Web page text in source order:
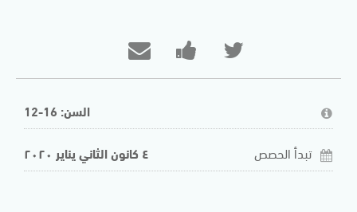
إرسال
تغريدة
التحقت
الدورة
انشر
رسالة
صفحتك
على
الفيسبوك
مراسلة
شخص
عبر
البريد
الإلكتروني
السن: 16-12
تبدأ الحصص ٤ كانون الثاني يناير ٢٠٢٠